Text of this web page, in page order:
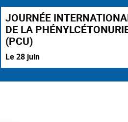
JOURNÉE
DE LA
(PCU)
Le 28 juin